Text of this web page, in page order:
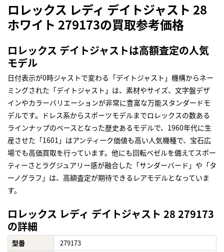
ロレックス レディ デイトジャスト 28
ホワイト 279173の買取参考価格
ロレックス デイトジャストは高額査定の人気
モデル
日付表示が0時ジャストで変わる「デイトジャスト」機構からネー
ミングされた「デイトジャスト」は、素材やサイズ、文字盤デザ
インやカラーバリエーションが非常に豊富な万能スタンダードモ
デルです。ドレス系からスポーツモデルまでロレックスの数ある
ラインナップのベースとなった歴史あるモデルで、1960年代に生
産させた「1601」はアンティーク価値も高い人気機種で、宝石広
場でも高価買取を行っています。他にも回転ベゼルを備えてスポー
ティーさとラグジュアリー感が融合した「サンダーバード」や「タ
ーノグラフ」は、高額査定が期待できるレアモデルとなっていま
す。
ロレックス レディ デイトジャスト 28 279173
の詳細
型番
279173